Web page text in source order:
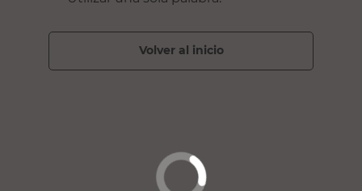
volver al inicio